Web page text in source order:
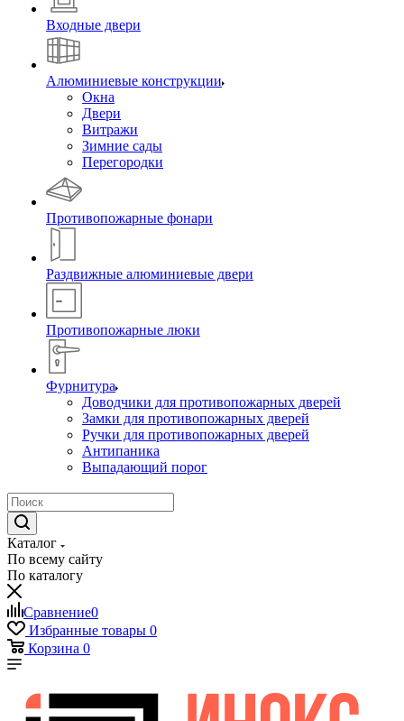
Входные двери
Алюминиевые конструкции
Окна
Двери
Витражи
Зимние сады
Перегородки
Противопожарные фонари
Раздвижные алюминиевые двери
Противопожарные люки
Фурнитура
Доводчики для противопожарных дверей
Замки для противопожарных дверей
Ручки для противопожарных дверей
Антипаника
Выпадающий порог
Каталог
По всему сайту
По каталогу
Сравнение0
Избранные товары 0
Корзина 0